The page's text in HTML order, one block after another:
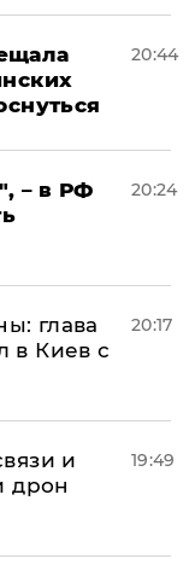
20:44
– в РФ
20:24
глава
в Киев с
20:17
и
дрон
19:49